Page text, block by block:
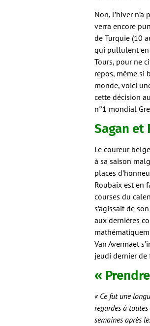
Non, l’hiver
verra encore
de Turquie (10
qui pullulent en
Tours, pour ne
repos, même si
monde, voici
cette décision
n°1 mondial
Sagan et
Le coureur
à sa saison
places
Roubaix est en
courses du
s’agissait de
aux dernières
Van Avermaet
jeudi dernier
«
« Ce fut une
regardes à
semaines après